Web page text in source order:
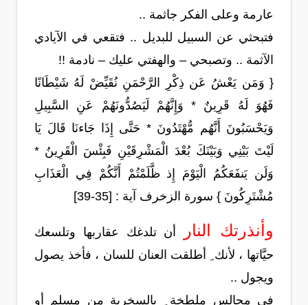
عارمة وعلى الفكر جاثمة ..
فتبحثي عن السبيل للبديل .. فتقعي في الآيادي
الآثمة .. وتصبحي – والهفتي عليك – نادمة !!
{ وَمَن يَعْشُ عَن ذِكْرِ الرَّحْمَنِ نُقَيِّضْ لَهُ شَيْطَانًا
فَهُوَ لَهُ قَرِينٌ * وَإِنَّهُمْ لَيَصُدُّونَهُمْ عَنِ السَّبِيلِ
وَيَحْسَبُونَ أَنَّهُم مُّهْتَدُونَ * حَتَّى إِذَا جَاءنَا قَالَ يَا
لَيْتَ بَيْنِي وَبَيْنَكَ بُعْدَ الْمَشْرِقَيْنِ فَبِئْسَ الْقَرِينُ *
وَلَن يَنفَعَكُمُ الْيَوْمَ إِذ ظَّلَمْتُمْ أَنَّكُمْ فِي الْعَذَابِ
مُشْتَرِكُونَ } سورة الزخرف آية : [35-39]
وأنذرتك النار
أن تلدغك عقاربها وتلسعك
حيَّاتها ، لأنك ِ أطلقت العنان للسان ، فأخذ يصول
ويجول ..
في مجالس ملطخة ٍ بالسخرية من مسلم أو